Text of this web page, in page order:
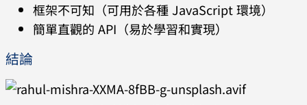
框架不可知（可用於各種 JavaScript 環境）
簡單直觀的 API（易於學習和實現）
結論